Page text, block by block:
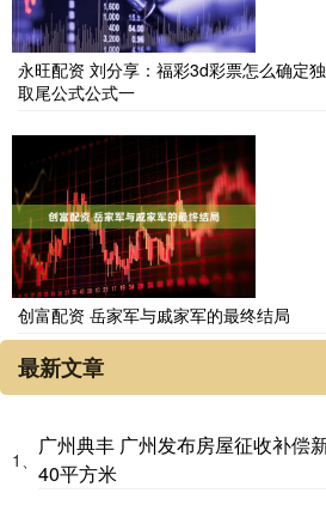
永旺配资 刘分享：福彩3d彩票怎么确定
取尾公式公式一
创富配资 岳家军与戚家军的最终结局
最新文章
1、
广州典丰 广州发布房屋征收补偿
40平方米